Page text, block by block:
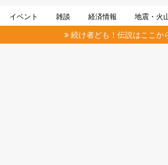
イベント 雑談 経済情報 地震・火
続け者ども！伝説はここか